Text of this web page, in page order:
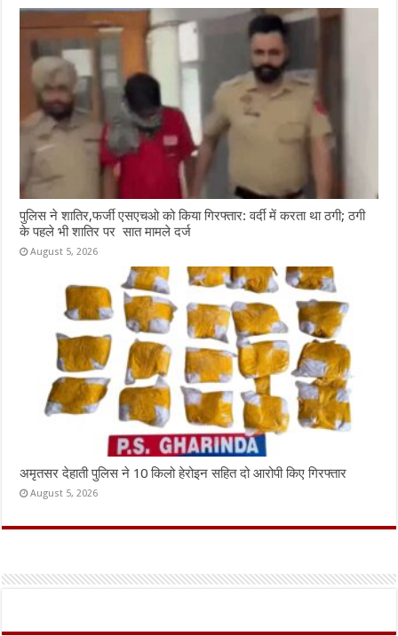
पुलिस ने शातिर,फर्जी एसएचओ को किया गिरफ्तार: वर्दी में करता था ठगी; ठगी
के पहले भी शातिर पर सात मामले दर्ज
August 5, 2026
अमृतसर देहाती पुलिस ने 10 किलो हेरोइन सहित दो आरोपी किए गिरफ्तार
August 5, 2026